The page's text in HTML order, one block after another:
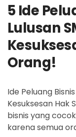
5 Ide
Lulusan
Orang!
Ide Peluang
Kesuksesan Hak
bisnis yang
karena semua